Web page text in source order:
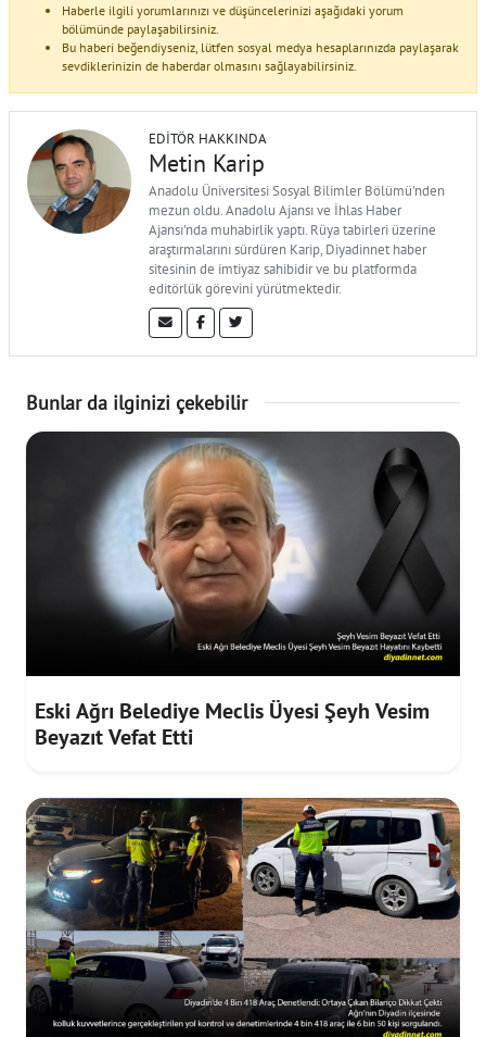
Haberle ilgili yorumlarınızı ve düşüncelerinizi aşağıdaki yorum
bölümünde paylaşabilirsiniz.
Bu haberi beğendiyseniz, lütfen sosyal medya hesaplarınızda paylaşarak
sevdiklerinizin de haberdar olmasını sağlayabilirsiniz.
EDITÖR HAKKINDA
Metin Karip
Anadolu Üniversitesi Sosyal Bilimler Bölümü'nden
mezun oldu. Anadolu Ajansı ve İhlas Haber
Ajansı'nda muhabirlik yaptı. Rüya tabirleri üzerine
araştırmalarını sürdüren Karip, Diyadinnet haber
sitesinin de imtiyaz sahibidir ve bu platformda
editörlük görevini yürütmektedir.
Bunlar da ilginizi çekebilir
Eski Ağrı Belediye Meclis Üyesi Şeyh Vesim
Beyazıt Vefat Etti